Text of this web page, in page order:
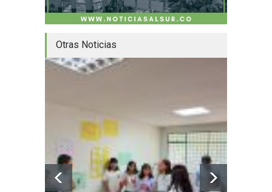
Otras Noticias